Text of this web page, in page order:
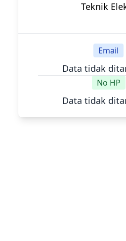
Teknik
Email
Data tidak
No HP
Data tidak